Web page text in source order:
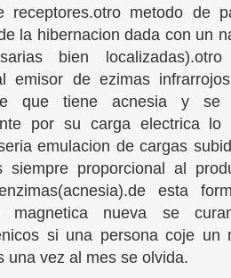
receptores.otro metodo de
la hibernacion dada con un
bien
emisor de ezimas
que tiene acnesia y se
por su carga electrica
emulacion de cargas
siempre proporcional al
esta
magnetica nueva se
si una persona coje un
una vez al mes se olvida.